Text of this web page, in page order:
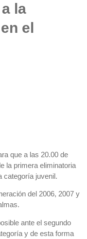
la
el
que a las 20.00 de
la primera eliminatoria
categoría juvenil.
del 2006, 2007 y
ante el segundo
y de esta forma